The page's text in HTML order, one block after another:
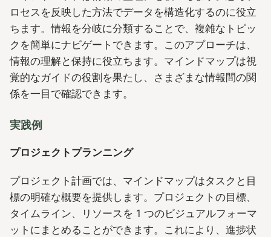
ロセスを反映した方法でデータを構造化するのに役立
ちます。情報を分岐に分類することで、複雑なトピッ
クを簡単にナビゲートできます。このアプローチは、
情報の理解と保持に役立ちます。マインドマップは視
覚的なガイドの役割を果たし、さまざまな情報間の関
係を一目で確認できます。
実践例
プロジェクトプランニング
プロジェクト計画では、マインドマップはタスクと目
標の明確な概要を提供します。プロジェクトの目標、
タイムライン、リソースを 1 つのビジュアルフォーマ
ットにまとめることができます。これにより、進捗状